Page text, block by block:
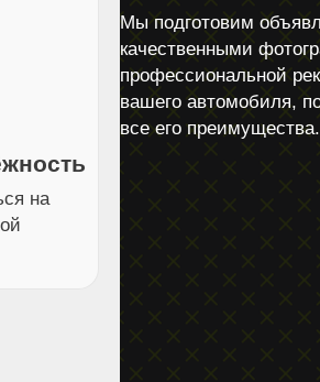
на
Мы подготовим
качественными
профессиональной
вашего автомобиля,
все его преимущества.